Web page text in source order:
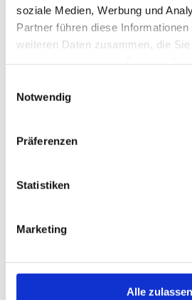
soziale Medien, Werbung und
Partner führen diese
weiteren Daten zusammen, die
Notwendig
Präferenzen
Statistiken
Marketing
Alle zulassen
NEWS
Schützen Sie sich jetzt vor einem
Sie vor!
Ob Privathäuser, Firmengebäude,
Wir, das Team von Sapotec,
Stromausfall!